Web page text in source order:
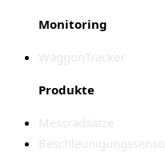
Monitoring
WaggonTracker
Produkte
Messradsätze
Beschleunigungssensor